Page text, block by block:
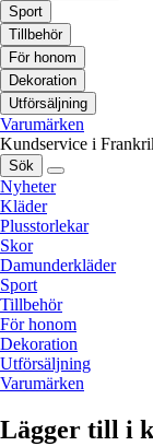
Sport
Tillbehör
För honom
Dekoration
Utförsäljning
Varumärken
Kundservice i
Sök
Nyheter
Kläder
Plusstorlekar
Skor
Damunderkläder
Sport
Tillbehör
För honom
Dekoration
Utförsäljning
Varumärken
Lägger till i